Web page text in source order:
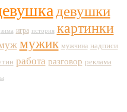
девушки
зима игра история картинки
мужик мужчина надписи
работа разговор реклама